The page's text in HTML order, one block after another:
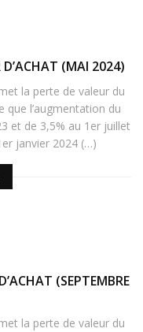
D’ACHAT (MAI 2024)
la perte de valeur du
que l’augmentation du
et de 3,5% au 1er juillet
janvier 2024 (…)
(SEPTEMBRE
la perte de valeur du